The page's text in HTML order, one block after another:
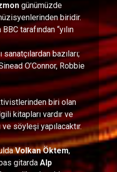
günümüzde
biridir.
tarafından “yılın
sanatçılardan bazıları;
O’Connor, Robbie
biri olan
kitapları vardır ve
söyleşi yapılacaktır.
Volkan Öktem,
gitarda Alp